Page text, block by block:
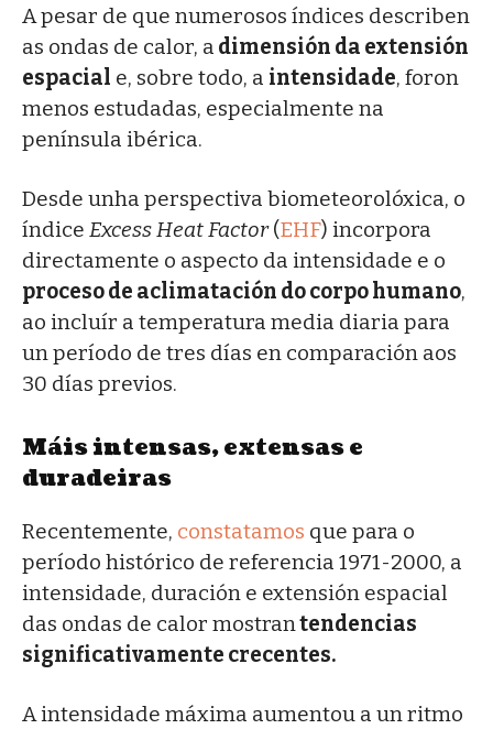
A pesar de que numerosos índices describen
as ondas de calor, a dimensión da extensión
espacial e, sobre todo, a intensidade, foron
menos estudadas, especialmente na
península ibérica.
Desde unha perspectiva biometeorolóxica, o
índice Excess Heat Factor(EHF) incorpora
directamente o aspecto da intensidade e o
proceso de aclimatación do corpo humano,
ao incluír a temperatura media diaria para
un período de tres días en comparación aos
30 días previos.
Máis intensas, extensas e
duradeiras
Recentemente, constatamos que para o
período histórico de referencia 1971-2000, a
intensidade, duración e extensión espacial
das ondas de calor mostrantendencias
significativamente crecentes.
A intensidade máxima aumentou a un ritmo